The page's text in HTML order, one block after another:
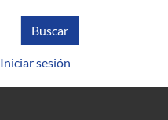
Iniciar sesión